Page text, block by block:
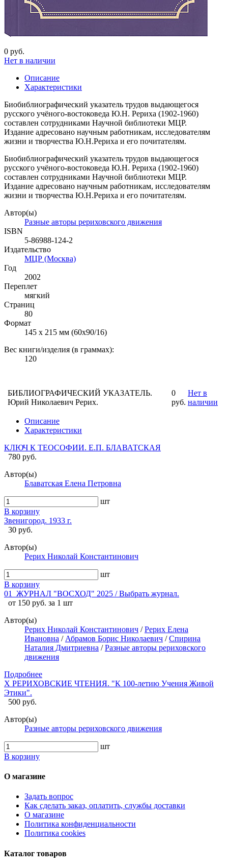
0 руб.
Нет в наличии
Описание
Характеристики
Биобиблиографический указатель трудов выдающегося
русского учёного-востоковеда Ю.Н. Рериха (1902-1960)
составлен сотрудниками Научной библиотеки МЦР.
Издание адресовано научным работникам, исследователям
жизни и творчества Ю.Н.Рериха и его почитателям.
Биобиблиографический указатель трудов выдающегося
русского учёного-востоковеда Ю.Н. Рериха (1902-1960)
составлен сотрудниками Научной библиотеки МЦР.
Издание адресовано научным работникам, исследователям
жизни и творчества Ю.Н.Рериха и его почитателям.
Автор(ы)
Разные авторы рериховского движения
ISBN
5-86988-124-2
Издательство
МЦР (Москва)
Год
2002
Переплет
мягкий
Страниц
80
Формат
145 х 215 мм (60х90/16)
Вес книги/изделия (в граммах):
120
БИБЛИОГРАФИЧЕСКИЙ УКАЗАТЕЛЬ.
Юрий Николаевич Рерих.
0
руб.
Нет в
наличии
Описание
Характеристики
КЛЮЧ К ТЕОСОФИИ. Е.П. БЛАВАТСКАЯ
780 руб.
Автор(ы)
Блаватская Елена Петровна
шт
В корзину
Звенигород. 1933 г.
30 руб.
Автор(ы)
Рерих Николай Константинович
шт
В корзину
01_ЖУРНАЛ "ВОСХОД" 2025 / Выбрать журнал.
от 150 руб. за 1 шт
Автор(ы)
Рерих Николай Константинович /Рерих Елена
Ивановна / Абрамов Борис Николаевич /Спирина
Наталия Дмитриевна /Разные авторы рериховского
движения
Подробнее
X РЕРИХОВСКИЕ ЧТЕНИЯ. "К 100-летию Учения Живой
Этики".
500 руб.
Автор(ы)
Разные авторы рериховского движения
шт
В корзину
О магазине
Задать вопрос
Как сделать заказ, оплатить, службы доставки
О магазине
Политика конфиденциальности
Политика cookies
Каталог товаров